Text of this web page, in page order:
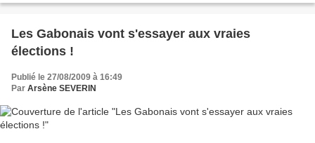
Les Gabonais vont s'essayer aux vraies
élections !
Publié le 27/08/2009 à 16:49
Par Arsène SEVERIN